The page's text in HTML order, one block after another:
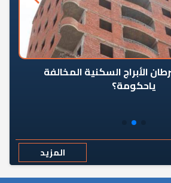
الأبراج السكنية المخالفة
ياحكومة؟
المزيد